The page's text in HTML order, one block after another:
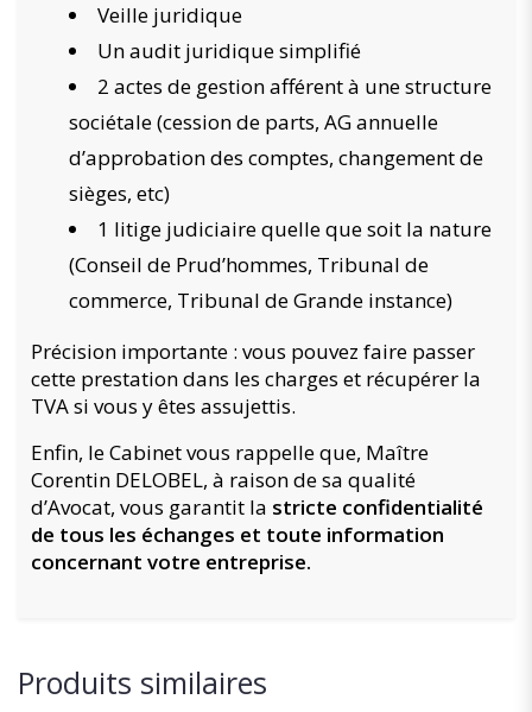
Veille juridique
Un audit juridique simplifié
2 actes de gestion afférent à une structure
sociétale (cession de parts, AG annuelle
d’approbation des comptes, changement de
sièges, etc)
1 litige judiciaire quelle que soit la nature
(Conseil de Prud’hommes, Tribunal de
commerce, Tribunal de Grande instance)
Précision importante : vous pouvez faire passer
cette prestation dans les charges et récupérer la
TVA si vous y êtes assujettis.
Enfin, le Cabinet vous rappelle que, Maître
Corentin DELOBEL, à raison de sa qualité
d’Avocat, vous garantit la stricte confidentialité
de tous les échanges et toute information
concernant votre entreprise.
Produits similaires